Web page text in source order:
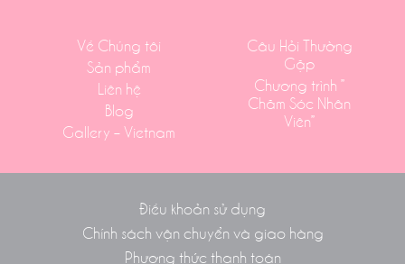
Về Chúng tôi
Sản phẩm
Liên hệ
Blog
Gallery – Vietnam
Câu Hỏi Thường
Gặp
Chương trình ”
Chăm Sóc Nhân
Viên”
Điều khoản sử dụng
Chính sách vận chuyển và giao hàng
Phương thức thanh toán